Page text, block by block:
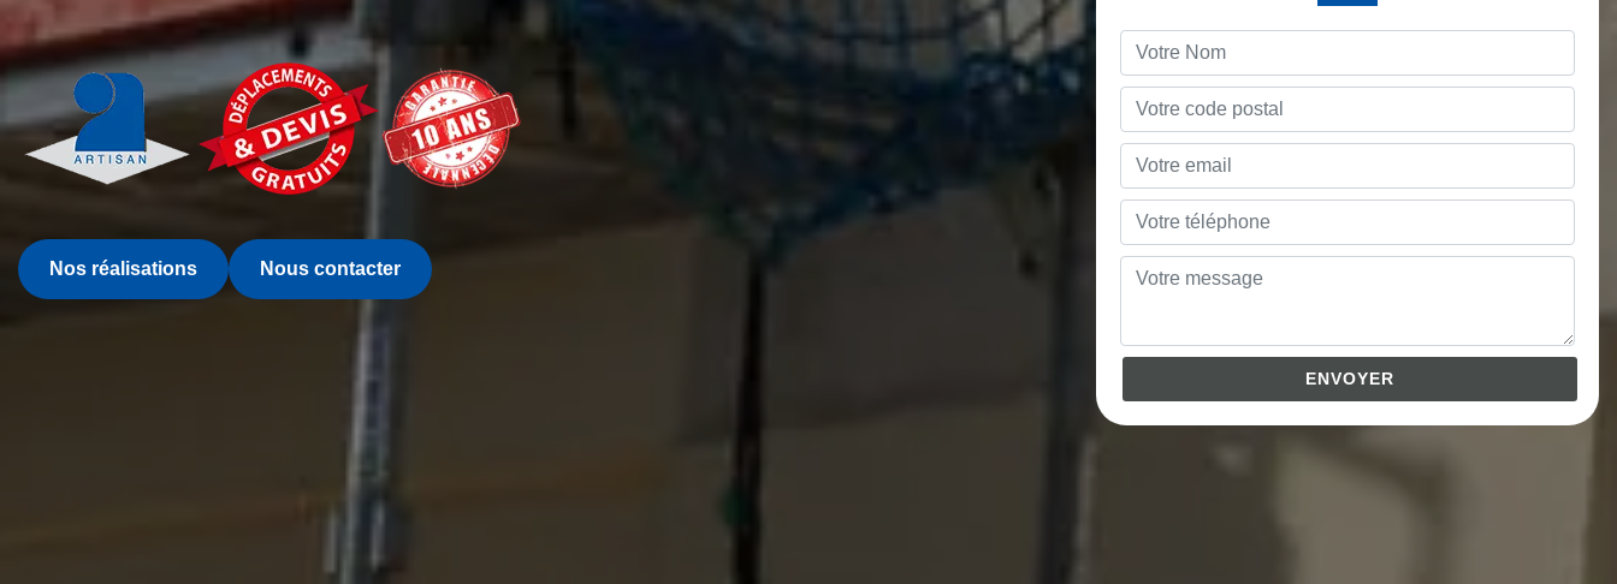
Nos réalisations Nous contacter